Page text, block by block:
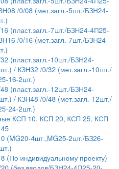
/0/08 (мет.загл.-5шт./БЗН24-
(пласт.загл.-7шт./БЗН24-4П25-
/0/16 (мет.загл.-7шт./БЗН24-
(пласт.загл.-10шт./БЗН24-
/ КЗН32 /0/32 (мет.загл.-10шт./
16-2шт.)
(пласт.загл.-12шт./БЗН24-
/ КЗН48 /0/48 (мет.загл.-12шт./
24-2шт.)
КСП 10, КСП 20, КСП 25, КСП
(MG20-4шт.,MG25-2шт./БЗ26-
(По индивидуальному проекту)